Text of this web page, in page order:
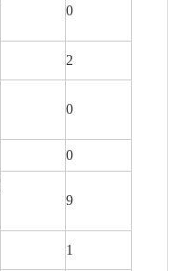
0
2
0
0
9
1